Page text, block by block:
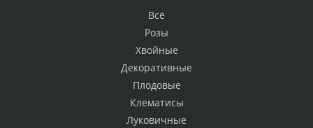
Всё
Розы
Хвойные
Декоративные
Плодовые
Клематисы
Луковичные